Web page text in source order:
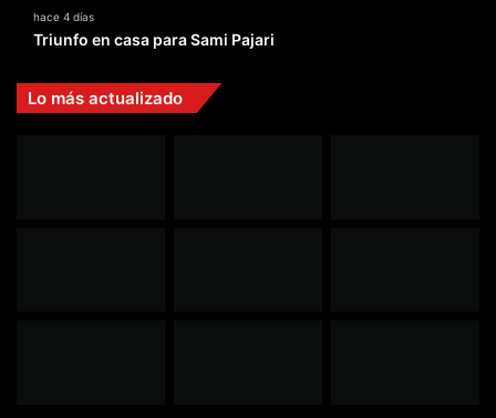
hace 4 días
Triunfo en casa para Sami Pajari
Lo más actualizado